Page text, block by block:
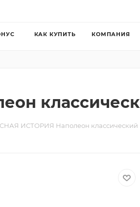
КАК КУПИТЬ КОМПАНИЯ
ИСТОРИЯ Наполеон классический